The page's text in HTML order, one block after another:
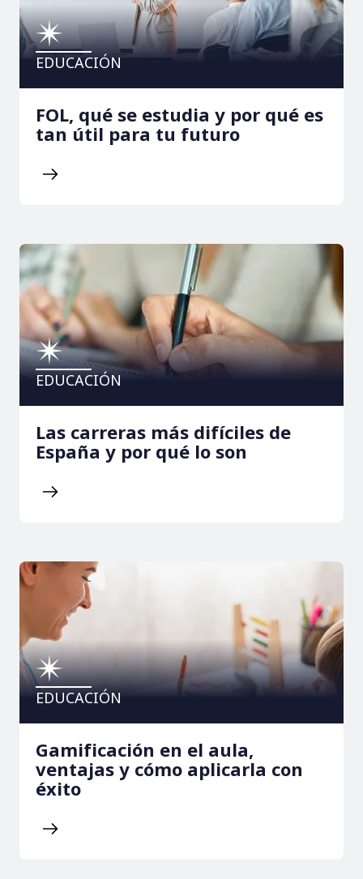
EDUCACIÓN
FOL, qué se estudia y por qué es
tan útil para tu futuro
EDUCACIÓN
Las carreras más difíciles de
España y por qué lo son
EDUCACIÓN
Gamificación en el aula,
ventajas y cómo aplicarla con
éxito